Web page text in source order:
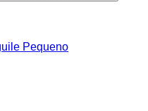
Pequeno